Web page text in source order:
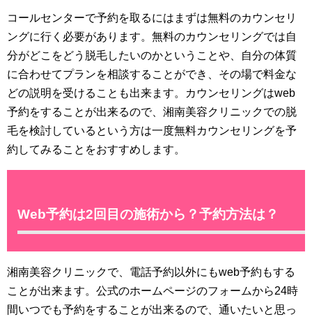
コールセンターで予約を取るにはまずは無料のカウンセリ
ングに行く必要があります。無料のカウンセリングでは自
分がどこをどう脱毛したいのかということや、自分の体質
に合わせてプランを相談することができ、その場で料金な
どの説明を受けることも出来ます。カウンセリングはweb
予約をすることが出来るので、湘南美容クリニックでの脱
毛を検討しているという方は一度無料カウンセリングを予
約してみることをおすすめします。
Web予約は2回目の施術から？予約方法は？
湘南美容クリニックで、電話予約以外にもweb予約もする
ことが出来ます。公式のホームページのフォームから24時
間いつでも予約をすることが出来るので、通いたいと思っ